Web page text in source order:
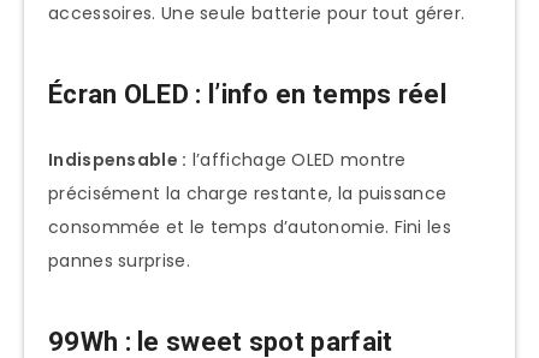
accessoires. Une seule batterie pour tout gérer.
Écran OLED : l’info en temps réel
Indispensable : l’affichage OLED montre
précisément la charge restante, la puissance
consommée et le temps d’autonomie. Fini les
pannes surprise.
99Wh : le sweet spot parfait